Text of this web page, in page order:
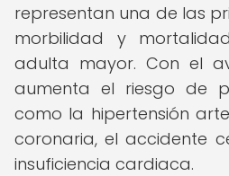
representan una de las
morbilidad y
adulta mayor. Con el
aumenta el riesgo de
como la hipertensión
coronaria, el accidente
insuficiencia cardiaca.